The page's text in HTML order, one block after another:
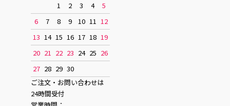
1
2 3 4
5
6
7 8 9 10 11 12
13 14 15 16 17 18 19
20 21 22 23 24 25 26
27 28 29 30
ご注文・お問い合わせは
24時間受付